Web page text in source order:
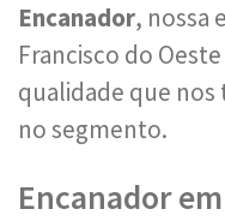
Encanador, nossa
Francisco do
qualidade que
no segmento.
Encanador